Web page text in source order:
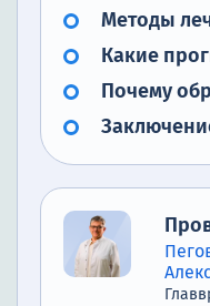
Методы
Какие
Почему